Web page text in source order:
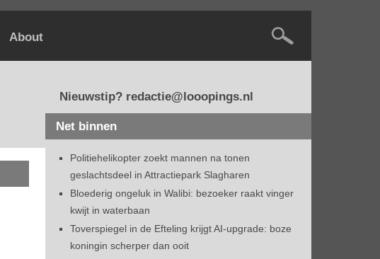
About
Nieuwstip? redactie@looopings.nl
Net binnen
Politiehelikopter zoekt mannen na tonen
geslachtsdeel in Attractiepark Slagharen
Bloederig ongeluk in Walibi: bezoeker raakt vinger
kwijt in waterbaan
Toverspiegel in de Efteling krijgt AI-upgrade: boze
koningin scherper dan ooit